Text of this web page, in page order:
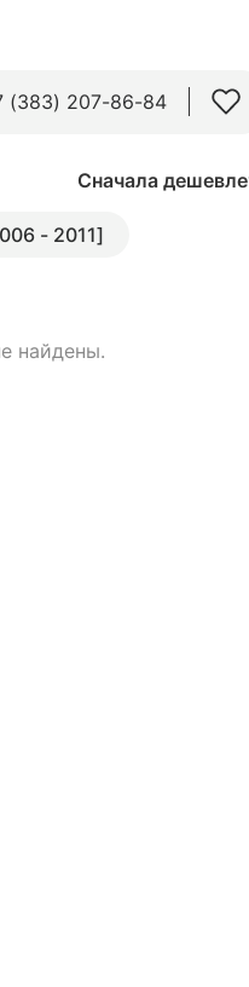
(383) 207-86-84
Сначала дешевле
- 2011]
найдены.